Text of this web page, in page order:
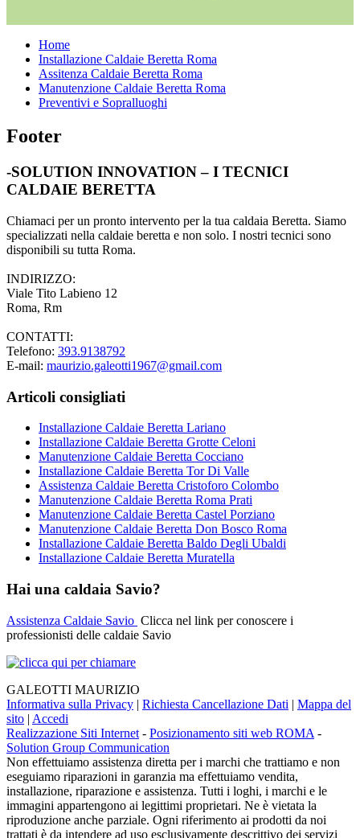
Home
Installazione Caldaie Beretta Roma
Assitenza Caldaie Beretta Roma
Manutenzione Caldaie Beretta Roma
Preventivi e Sopralluoghi
Footer
-SOLUTION INNOVATION – I TECNICI
CALDAIE BERETTA
Chiamaci per un pronto intervento per la tua caldaia Beretta. Siamo
specializzati nella caldaie beretta e non solo. I nostri tecnici sono
disponibili su tutta Roma.
INDIRIZZO:
Viale Tito Labieno 12
Roma, Rm
CONTATTI:
Telefono: 393.9138792
E-mail: maurizio.galeotti1967@gmail.com
Articoli consigliati
Installazione Caldaie Beretta Lariano
Installazione Caldaie Beretta Grotte Celoni
Manutenzione Caldaie Beretta Cocciano
Installazione Caldaie Beretta Tor Di Valle
Assistenza Caldaie Beretta Cristoforo Colombo
Manutenzione Caldaie Beretta Roma Prati
Manutenzione Caldaie Beretta Castel Porziano
Manutenzione Caldaie Beretta Don Bosco Roma
Installazione Caldaie Beretta Baldo Degli Ubaldi
Installazione Caldaie Beretta Muratella
Hai una caldaia Savio?
Assistenza Caldaie Savio Clicca nel link per conoscere i
professionisti delle caldaie Savio
GALEOTTI MAURIZIO
Informativa sulla Privacy | Richiesta Cancellazione Dati | Mappa del
sito | Accedi
Realizzazione Siti Internet - Posizionamento siti web ROMA -
Solution Group Communication
Non effettuiamo assistenza diretta per i marchi che trattiamo e non
eseguiamo riparazioni in garanzia ma effettuiamo vendita,
installazione, riparazione e assistenza. Tutti i loghi, i marchi e le
immagini appartengono ai legittimi proprietari. Ne è vietata la
riproduzione anche parziale. Ogni riferimento ai prodotti da noi
trattati è da intendere ad uso esclusivamente descrittivo dei servizi